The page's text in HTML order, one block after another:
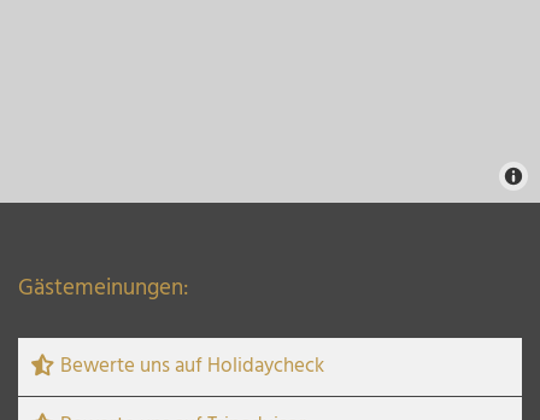
Gästemeinungen:
Bewerte uns auf Holidaycheck